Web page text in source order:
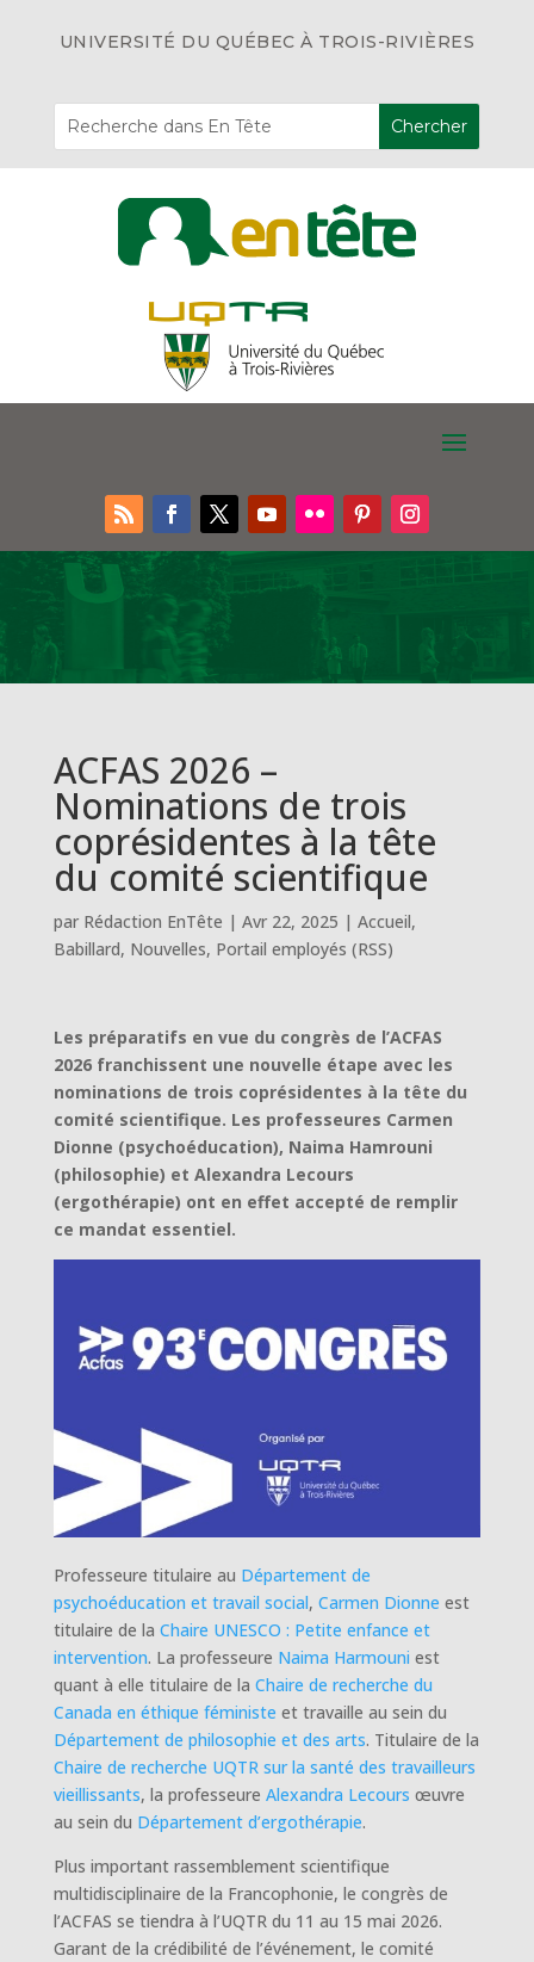
UNIVERSITÉ DU QUÉBEC À TROIS-RIVIÈRES
ACFAS 2026 –
Nominations de trois
coprésidentes à la tête
du comité scientifique
par Rédaction EnTête | Avr 22, 2025 | Accueil,
Babillard, Nouvelles, Portail employés (RSS)
Les préparatifs en vue du congrès de l’ACFAS
2026 franchissent une nouvelle étape avec les
nominations de trois coprésidentes à la tête du
comité scientifique. Les professeures Carmen
Dionne (psychoéducation), Naima Hamrouni
(philosophie) et Alexandra Lecours
(ergothérapie) ont en effet accepté de remplir
ce mandat essentiel.
Professeure titulaire au Département de
psychoéducation et travail social, Carmen Dionne est
titulaire de la Chaire UNESCO : Petite enfance et
intervention. La professeure Naima Harmouni est
quant à elle titulaire de la Chaire de recherche du
Canada en éthique féministe et travaille au sein du
Département de philosophie et des arts. Titulaire de la
Chaire de recherche UQTR sur la santé des travailleurs
vieillissants, la professeure Alexandra Lecours œuvre
au sein du Département d’ergothérapie.
Plus important rassemblement scientifique
multidisciplinaire de la Francophonie, le congrès de
l’ACFAS se tiendra à l’UQTR du 11 au 15 mai 2026.
Garant de la crédibilité de l’événement, le comité